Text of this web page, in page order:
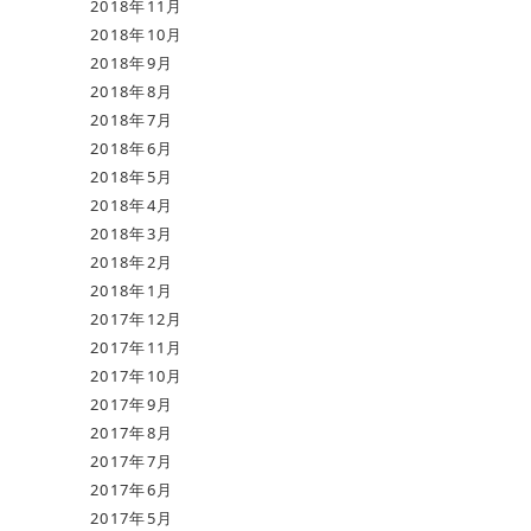
2018年11月
2018年10月
2018年9月
2018年8月
2018年7月
2018年6月
2018年5月
2018年4月
2018年3月
2018年2月
2018年1月
2017年12月
2017年11月
2017年10月
2017年9月
2017年8月
2017年7月
2017年6月
2017年5月